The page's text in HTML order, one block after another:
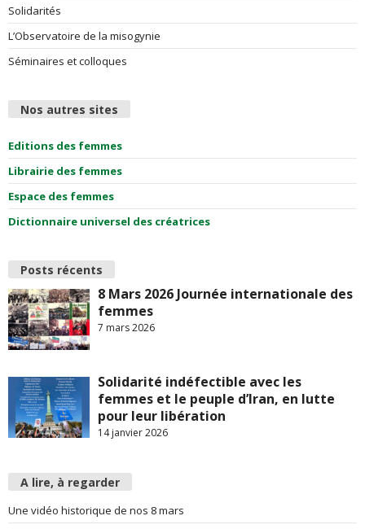
Solidarités
L’Observatoire de la misogynie
Séminaires et colloques
Nos autres sites
Editions des femmes
Librairie des femmes
Espace des femmes
Dictionnaire universel des créatrices
Posts récents
8 Mars 2026 Journée internationale des
femmes
7 mars 2026
Solidarité indéfectible avec les
femmes et le peuple d’Iran, en lutte
pour leur libération
14 janvier 2026
A lire, à regarder
Une vidéo historique de nos 8 mars